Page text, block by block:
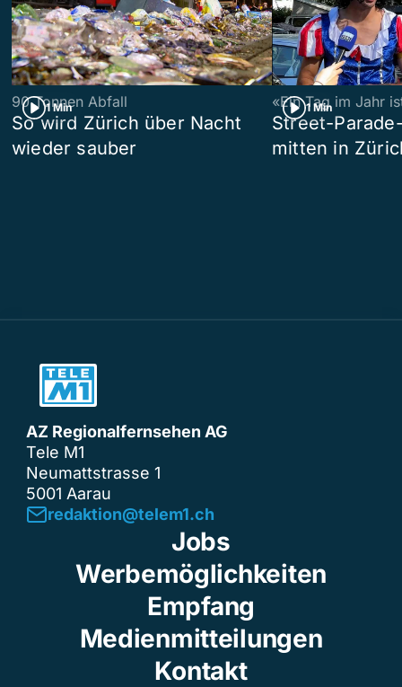
1 Min
90 Tonnen Abfall
So wird Zürich über Nacht
wieder sauber
1 Min
«Ein Tag im Jahr
Street-
mitten in
AZ Regionalfernsehen AG
Tele M1
Neumattstrasse 1
5001 Aarau
redaktion@telem1.ch
Jobs
Werbemöglichkeiten
Empfang
Medienmitteilungen
Kontakt